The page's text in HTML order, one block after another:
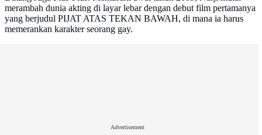
merambah dunia akting di layar lebar dengan debut film pertamanya
yang berjudul PIJAT ATAS TEKAN BAWAH, di mana ia harus
memerankan karakter seorang gay.
Advertisement